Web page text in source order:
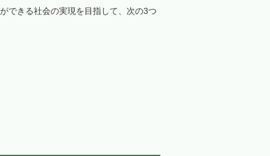
できる社会の実現を目指して、次の3つ